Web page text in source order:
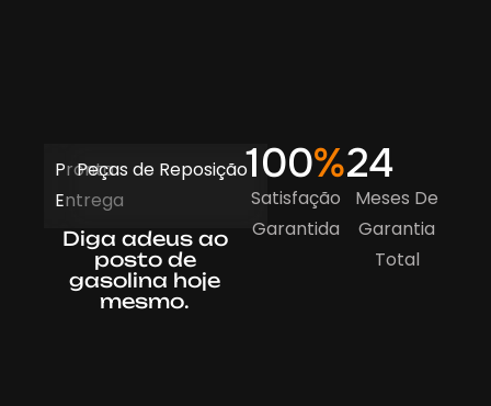
Pronta
Entrega
Peças de Reposição
Diga adeus ao
posto de
gasolina hoje
mesmo.
100%
Satisfação
Garantida
24
Meses De
Garantia
Total